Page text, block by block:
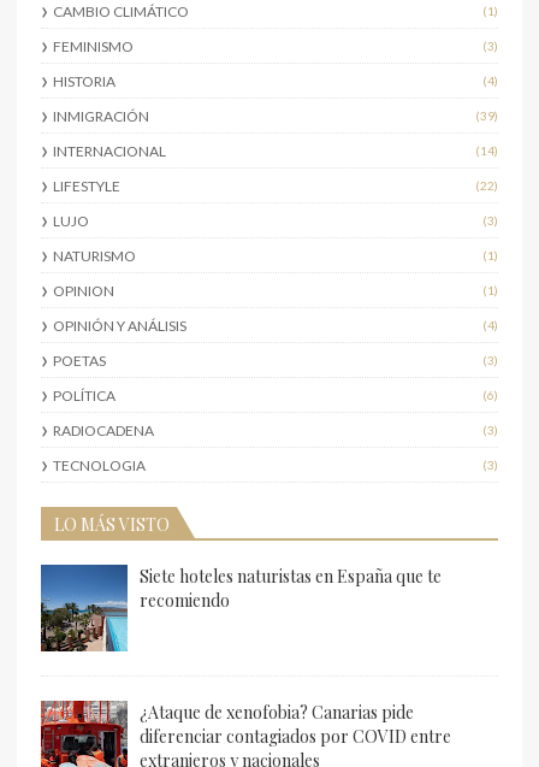
CAMBIO CLIMÁTICO (1)
FEMINISMO (3)
HISTORIA (4)
INMIGRACIÓN (39)
INTERNACIONAL (14)
LIFESTYLE (22)
LUJO (3)
NATURISMO (1)
OPINION (1)
OPINIÓN Y ANÁLISIS (4)
POETAS (3)
POLÍTICA (6)
RADIOCADENA (3)
TECNOLOGIA (3)
LO MÁS VISTO
Siete hoteles naturistas en España que te
recomiendo
¿Ataque de xenofobia? Canarias pide
diferenciar contagiados por COVID entre
extranjeros y nacionales